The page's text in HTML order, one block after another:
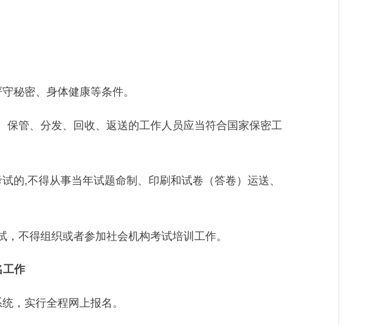
秘密、身体健康等条件。
管、分发、回收、返送的工作人员应当符合国家保密工
的,不得从事当年试题命制、印刷和试卷（答卷）运送、
不得组织或者参加社会机构考试培训工作。
作
，实行全程网上报名。